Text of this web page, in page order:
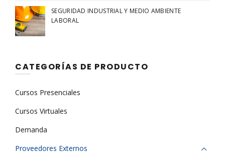
SEGURIDAD INDUSTRIAL Y MEDIO AMBIENTE
LABORAL
CATEGORÍAS DE PRODUCTO
Cursos Presenciales
Cursos Virtuales
Demanda
Proveedores Externos